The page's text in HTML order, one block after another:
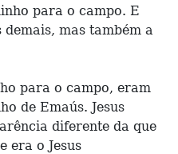
para o campo. E
mas também a
para o campo, eram
de Emaús. Jesus
diferente da que
era o Jesus